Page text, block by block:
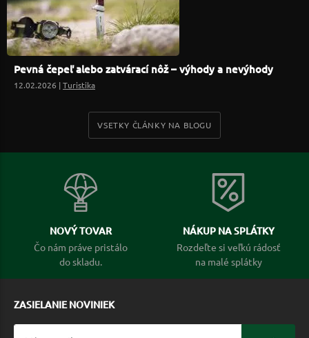
Pevná čepeľ alebo zatvárací nôž – výhody a nevýhody
12.02.2026 |Turistika
VSETKY ČLÁNKY NA BLOGU
NOVÝ TOVAR
Čo nám práve pristálo
do skladu.
NÁKUP NA SPLÁTKY
Rozdeľte si veľkú rádosť
na malé splátky
ZASIELANIE NOVINIEK